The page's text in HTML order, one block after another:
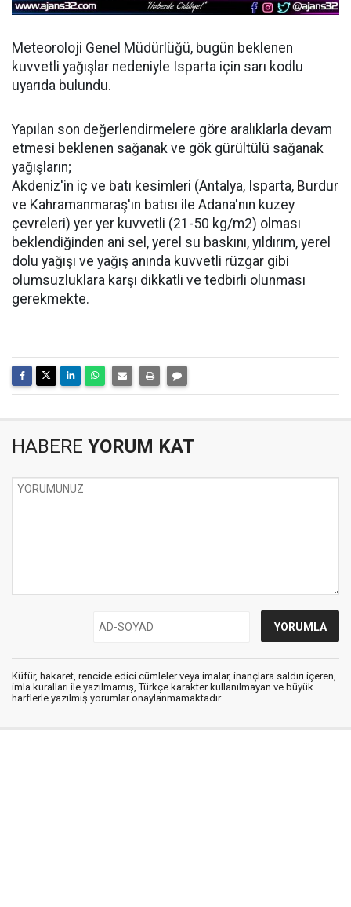
Meteoroloji Genel Müdürlüğü, bugün beklenen
kuvvetli yağışlar nedeniyle Isparta için sarı kodlu
uyarıda bulundu.
Yapılan son değerlendirmelere göre aralıklarla devam
etmesi beklenen sağanak ve gök gürültülü sağanak
yağışların;
Akdeniz'in iç ve batı kesimleri (Antalya, Isparta, Burdur
ve Kahramanmaraş'ın batısı ile Adana'nın kuzey
çevreleri) yer yer kuvvetli (21-50 kg/m2) olması
beklendiğinden ani sel, yerel su baskını, yıldırım, yerel
dolu yağışı ve yağış anında kuvvetli rüzgar gibi
olumsuzluklara karşı dikkatli ve tedbirli olunması
gerekmekte.
HABERE YORUM KAT
Küfür, hakaret, rencide edici cümleler veya imalar, inançlara saldırı içeren,
imla kuralları ile yazılmamış, Türkçe karakter kullanılmayan ve büyük
harflerle yazılmış yorumlar onaylanmamaktadır.